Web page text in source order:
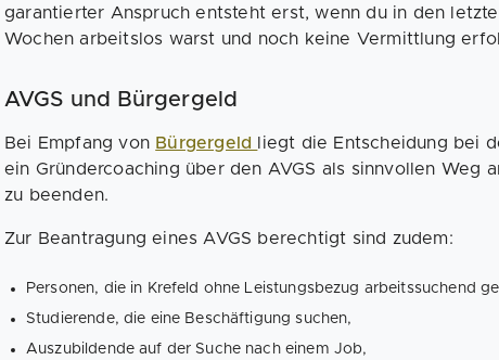
garantierter Anspruch entsteht erst, wenn du in den
Wochen arbeitslos warst und noch keine Vermittlung
AVGS und Bürgergeld
Bei Empfang von Bürgergeld
liegt die Entscheidung bei
ein Gründercoaching über den AVGS als sinnvollen Weg
zu beenden.
Zur Beantragung eines AVGS berechtigt sind zudem:
Personen, die in Krefeld ohne Leistungsbezug arbeitssuchend
Studierende, die eine Beschäftigung suchen,
Auszubildende auf der Suche nach einem Job,